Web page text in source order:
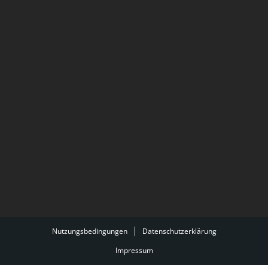
Nutzungsbedingungen
Datenschutzerklärung
Impressum